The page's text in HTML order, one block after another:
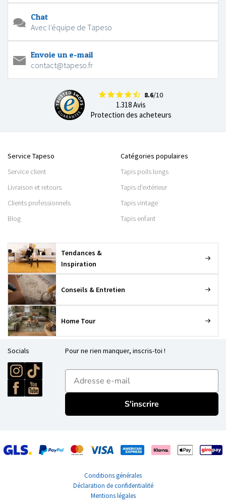
Chat
Avec l'équipe de Tapeso
Envoie un e-mail
contact@tapeso.fr
8.6/10
1.318 Avis
Protection des acheteurs
Service Tapeso
Service client
Livraison et retours
Clients professionnels
Blog
Catégories populaires
Tapis poils longs
Tapis d’extérieur
Tapis vintage
Tapis enfant
Tendances &
Inspiration
Conseils & Entretien
Home Tour
Socials Pour ne rien manquer, inscris-toi !
E-mailadres
S'inscrire
Conditions générales
Déclaration de confidentialité
Mentions légales